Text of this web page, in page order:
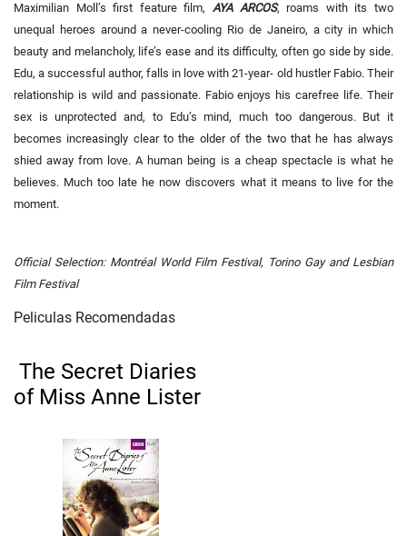
Maximilian Moll’s first feature film, AYA ARCOS, roams with its two
unequal heroes around a never-cooling Rio de Janeiro, a city in which
beauty and melancholy, life’s ease and its difficulty, often go side by side.
Edu, a successful author, falls in love with 21-year- old hustler Fabio. Their
relationship is wild and passionate. Fabio enjoys his carefree life. Their
sex is unprotected and, to Edu’s mind, much too dangerous. But it
becomes increasingly clear to the older of the two that he has always
shied away from love. A human being is a cheap spectacle is what he
believes. Much too late he now discovers what it means to live for the
moment.
Official Selection: Montréal World Film Festival, Torino Gay and Lesbian
Film Festival
Peliculas Recomendadas
The Secret Diaries
of Miss Anne Lister